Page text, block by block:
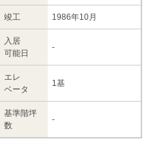
竣工 1986年10月
入居
可能日
-
エレ
ベータ
1基
基準階坪
数
-